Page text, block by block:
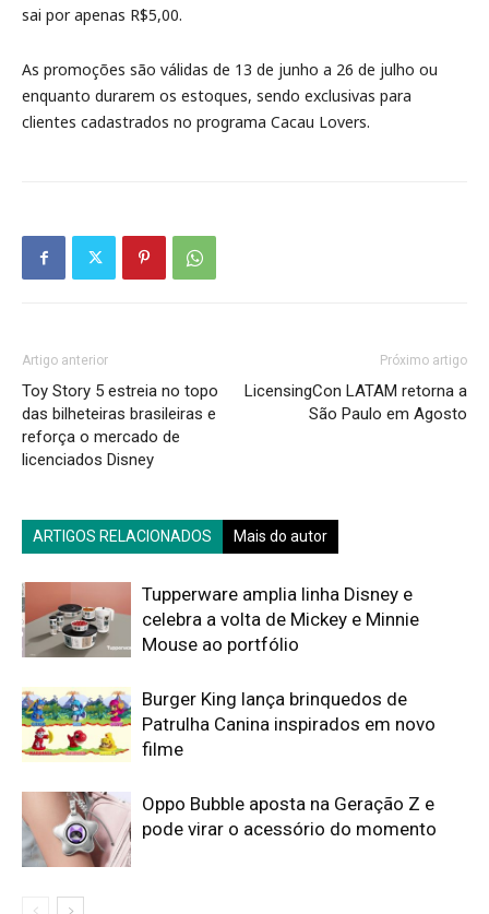
sai por apenas R$5,00.
As promoções são válidas de 13 de junho a 26 de julho ou
enquanto durarem os estoques, sendo exclusivas para
clientes cadastrados no programa Cacau Lovers.
Artigo anterior
Toy Story 5 estreia no topo
das bilheteiras brasileiras e
reforça o mercado de
licenciados Disney
Próximo artigo
LicensingCon LATAM retorna a
São Paulo em Agosto
ARTIGOS RELACIONADOS Mais do autor
Tupperware amplia linha Disney e
celebra a volta de Mickey e Minnie
Mouse ao portfólio
Burger King lança brinquedos de
Patrulha Canina inspirados em novo
filme
Oppo Bubble aposta na Geração Z e
pode virar o acessório do momento